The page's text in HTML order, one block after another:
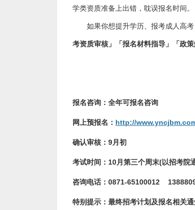
学类资质准备上出错，耽误报名时间。
如果你想提升学历、报考成人高考
考资质审核」「报名材料指导」「政策
报名咨询： 全年可报名咨询
网上预报名： http://
确认审核： 9月初
考试时间： 10月第三个周末(以招考院
咨询电话： 0871-65100012
特别提示： 最终招考计划及报名相关